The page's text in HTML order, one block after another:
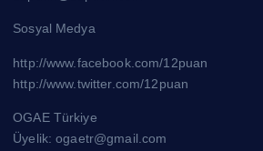
Sosyal Medya
http://www.facebook.com/12puan
http://www.twitter.com/12puan
OGAE Türkiye
Üyelik: ogaetr@gmail.com